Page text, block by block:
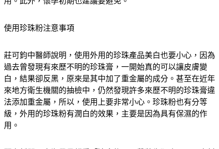
使用珍珠粉注意事項
莊可鈞中醫師說明，使用外用的珍珠產品美白也要小心，因為
過去曾發現有來歷不明的珍珠膏，一開始真的可以讓皮膚變
白，結果卻反黑，原來是其中加了重金屬的成分。甚至在近年
來地方衛生機關的抽檢中，仍然發現許多來歷不明的珍珠膏違
法添加重金屬，所以，使用上要非常小心。珍珠粉也有分等
級，外用的珍珠粉有潤白的效果，主要是因為具有保濕的作
用。